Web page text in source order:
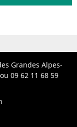
Grandes Alpes-
09 62 11 68 59